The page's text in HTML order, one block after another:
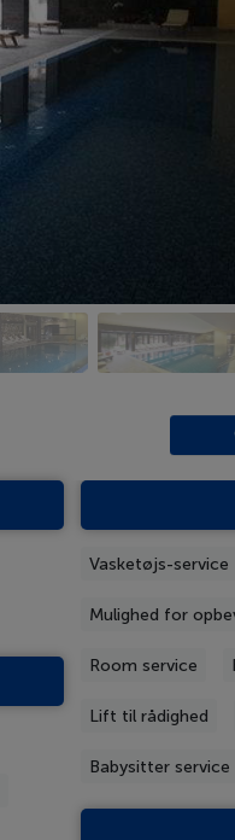
Vasketøjs-service
Mulighed for
Room service
Lift til rådighed
Babysitter service